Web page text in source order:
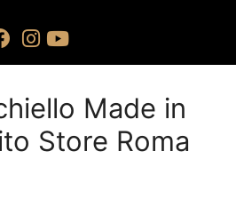
Made in
Store Roma